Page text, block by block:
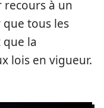
à un
tous les
la
lois en vigueur.